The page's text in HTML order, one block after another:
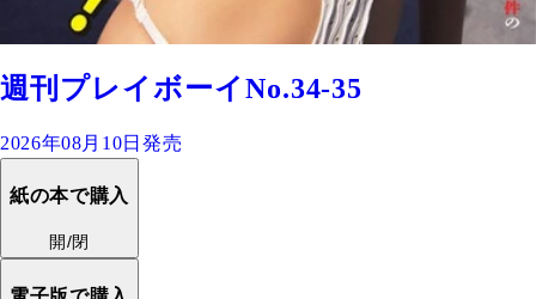
週刊プレイボーイNo.34-35
2026年08月10日発売
紙の本で購入
開/閉